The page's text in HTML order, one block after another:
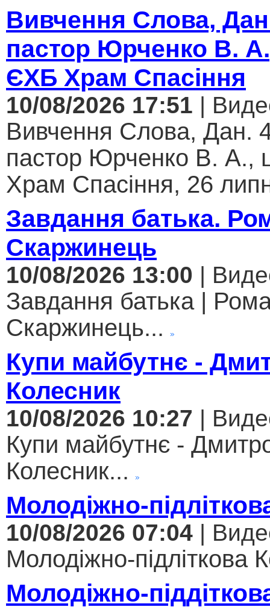
Вивчення Слова,
пастор Юрченко В.
ЄХБ Храм Спасіння
10/08/2026 17:51 |
Вивчення Слова, Дан.
пастор Юрченко В. А.,
Храм Спасіння, 26
Завдання батька.
Скаржинець
10/08/2026 13:00 |
Завдання батька |
Скаржинець...
Купи майбутнє -
Колесник
10/08/2026 10:27 |
Купи майбутнє -
Колесник...
Молодіжно-
10/08/2026 07:04 |
Молодіжно-підліткова
Молодіжно-